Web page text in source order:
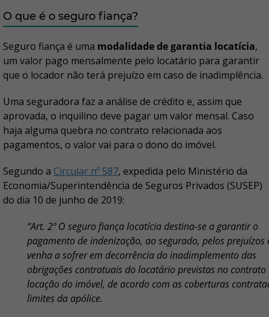
O que é o seguro fiança?
Seguro fiança é uma modalidade de garantia locatícia,
um valor pago mensalmente pelo locatário para garantir
que o locador não terá prejuízo em caso de inadimplência.
Uma seguradora faz a análise de crédito e, assim que
aprovada, o inquilino deve pagar um valor mensal. Caso
haja alguma quebra no contrato relacionada aos
pagamentos, o valor vai para o dono do imóvel.
Segundo a Circular nº 587, expedida pelo Ministério da
Economia/Superintendência de Seguros Privados (SUSEP)
do dia 10 de junho de 2019:
“Art. 2º O seguro fiança locatícia destina-se a garantir o
pagamento de indenização, ao segurado, pelos prejuízos
venha a sofrer em decorrência do inadimplemento das
obrigações contratuais do locatário previstas no contrato
locação do imóvel, de acordo com as coberturas
limites da apólice.